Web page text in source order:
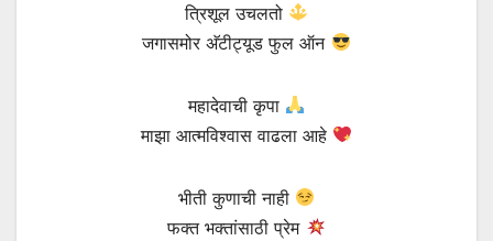
त्रिशूल उचलतो
जगासमोर अ‍ॅटीट्यूड फुल ऑन
महादेवाची कृपा
माझा आत्मविश्वास वाढला आहे
भीती कुणाची नाही
फक्त भक्तांसाठी प्रेम